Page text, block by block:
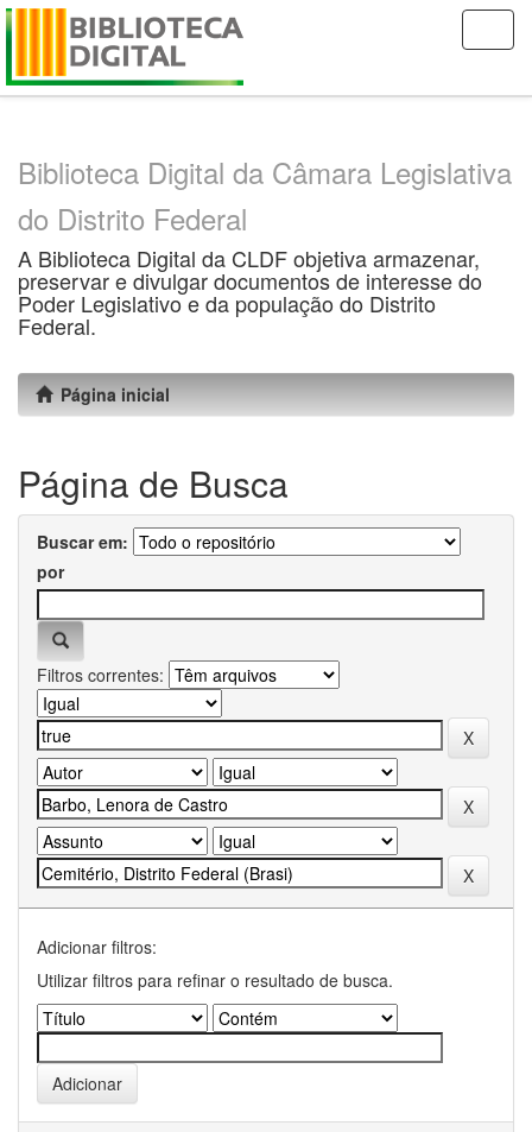
Skip
Biblioteca Digital da Câmara Legislativa
do Distrito Federal
A Biblioteca Digital da CLDF objetiva armazenar,
preservar e divulgar documentos de interesse do
Poder Legislativo e da população do Distrito
Federal.
Página inicial
Página de Busca
Buscar em:
por
Filtros correntes:
Adicionar filtros:
Utilizar filtros para refinar o resultado de busca.